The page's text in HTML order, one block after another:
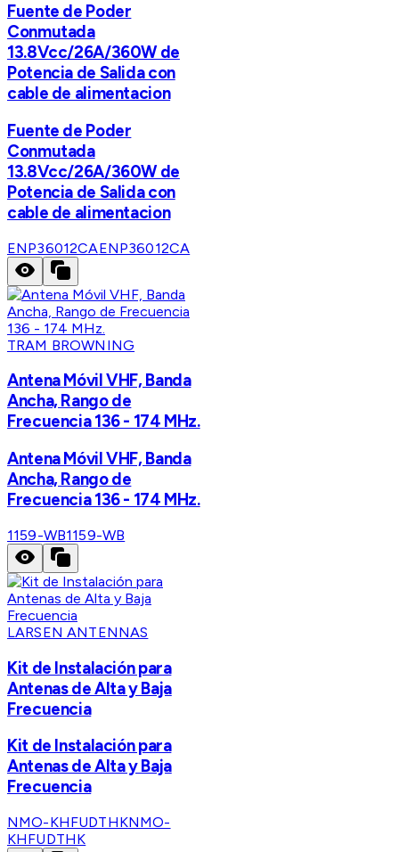
Fuente de Poder
Conmutada
13.8Vcc/26A/360W de
Potencia de Salida con
cable de alimentacion
Fuente de Poder
Conmutada
13.8Vcc/26A/360W de
Potencia de Salida con
cable de alimentacion
ENP36012CAENP36012CA
TRAM BROWNING
Antena Móvil VHF, Banda
Ancha, Rango de
Frecuencia 136 - 174 MHz.
Antena Móvil VHF, Banda
Ancha, Rango de
Frecuencia 136 - 174 MHz.
1159-WB1159-WB
LARSEN ANTENNAS
Kit de Instalación para
Antenas de Alta y Baja
Frecuencia
Kit de Instalación para
Antenas de Alta y Baja
Frecuencia
NMO-KHFUDTHKNMO-
KHFUDTHK